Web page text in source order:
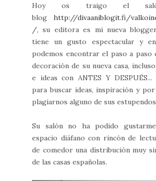
Hoy os traigo el
blog http://divaaniblogit.fi/
/, su editora es mi nueva
tiene un gusto espectacular y
podemos encontrar el paso a paso
decoración de su nueva casa,
e ideas con ANTES Y
para buscar ideas, inspiración y
plagiarnos alguno de sus
Su salón no ha podido
espacio diáfano con rincón de
de comedor una distribución muy
de las casas españolas.